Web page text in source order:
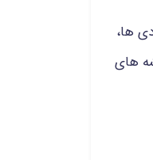
ها،
های